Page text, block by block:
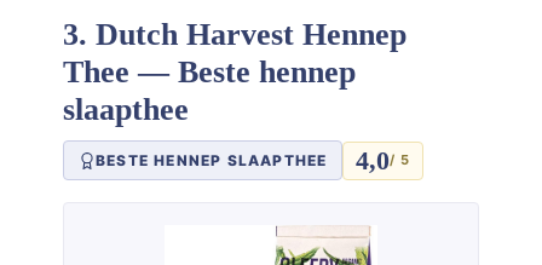
3. Dutch Harvest Hennep
Thee — Beste hennep
slaapthee
BESTE HENNEP SLAAPTHEE 4,0/ 5